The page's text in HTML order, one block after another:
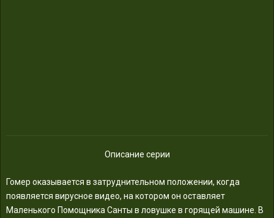
Описание серии
Гомер оказывается в затруднительном положении, когда
появляется вирусное видео, на котором он оставляет
Маленького Помощника Санты в ловушке в горящей машине. В